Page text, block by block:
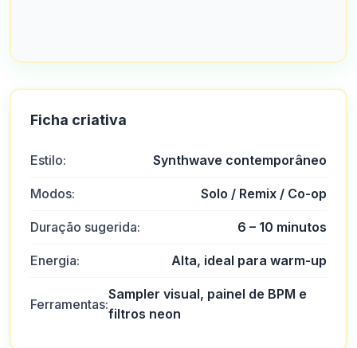
Ficha criativa
Estilo: Synthwave contemporâneo
Modos: Solo / Remix / Co-op
Duração sugerida: 6 – 10 minutos
Energia: Alta, ideal para warm-up
Ferramentas:
Sampler visual, painel de BPM e
filtros neon